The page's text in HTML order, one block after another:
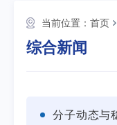
当前位置： 首页
综合新闻
分子动态与